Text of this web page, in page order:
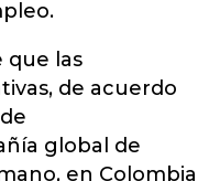
que las
de acuerdo
global de
en Colombia